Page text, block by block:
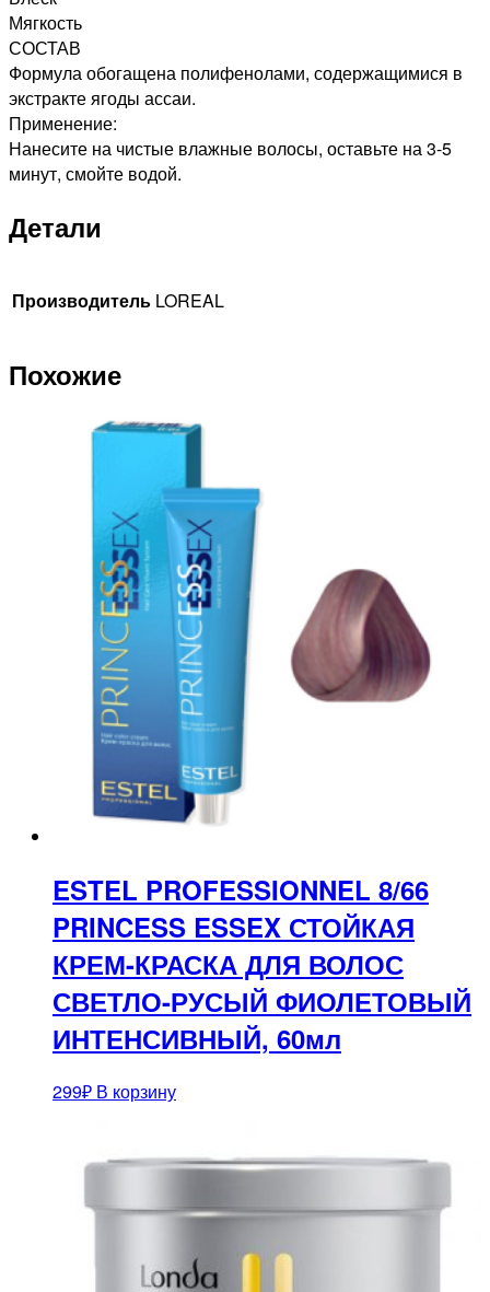
Мягкость
СОСТАВ
Формула обогащена полифенолами, содержащимися в
экстракте ягоды ассаи.
Применение:
Нанесите на чистые влажные волосы, оставьте на 3-5
минут, смойте водой.
Детали
Производитель LOREAL
Похожие
ESTEL PROFESSIONNEL 8/66
PRINCESS ESSEX СТОЙКАЯ
КРЕМ-КРАСКА ДЛЯ ВОЛОС
СВЕТЛО-РУСЫЙ ФИОЛЕТОВЫЙ
ИНТЕНСИВНЫЙ, 60мл
299₽ В корзину